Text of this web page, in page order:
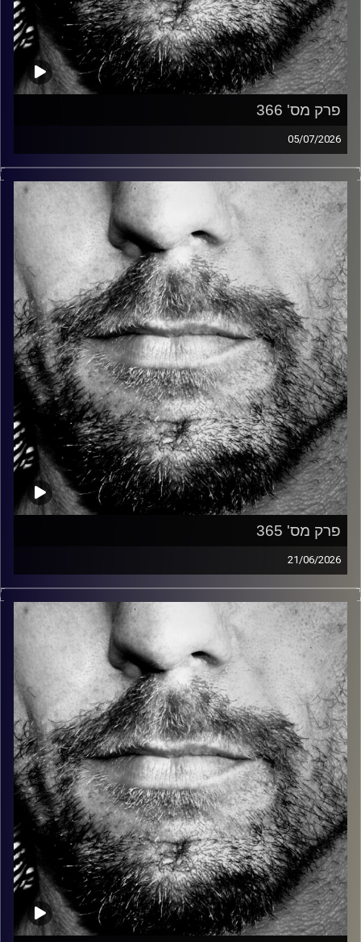
פרק מס' 366
05/07/2026
זיפים, מוזיקה מחוספסת של הופעות חיות. הרבה ג'אם, רוק,
בלוז, bluegrass, ג'אז, Fאנק, פרוגרסיב ואפילו אלקטרוניקה.
כל מה שחי, אמיתי ונושם.
עם שמוליק רגב.
קרדיט תמונות: David Goehring
פרק מס' 365
21/06/2026
זיפים, מוזיקה מחוספסת של הופעות חיות. הרבה ג'אם, רוק,
בלוז, bluegrass, ג'אז, Fאנק, פרוגרסיב ואפילו אלקטרוניקה.
כל מה שחי, אמיתי ונושם.
עם שמוליק רגב.
קרדיט תמונות: David Goehring